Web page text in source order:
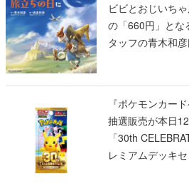
ビビとおじいち
の「660円」とな
タッフの青木和
『ポケモンカー
抽選販売が本日
「30th
レミアムデッキ
ー」「